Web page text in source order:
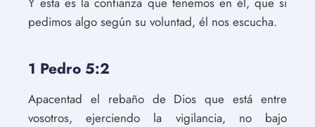
pedimos algo según su voluntad, él nos escucha.
1 Pedro 5:2
Apacentad el rebaño de Dios que está entre
vosotros, ejerciendo la vigilancia, no bajo